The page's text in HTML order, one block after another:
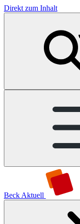
Direkt zum Inhalt
Beck Aktuell